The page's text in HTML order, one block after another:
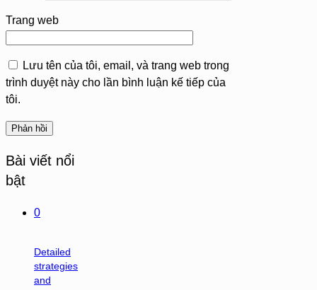
Trang web
Lưu tên của tôi, email, và trang web trong
trình duyệt này cho lần bình luận kế tiếp của
tôi.
Bài viết nổi
bật
0
Detailed
strategies
and